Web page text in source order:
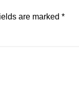
are marked *